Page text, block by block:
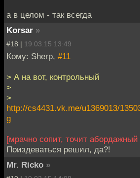
а в целом - так всегда
Korsar »
#18 | 19.03.15 13:49
Кому: Sherp, #11
> А на вот, контрольный
>
>
http://cs4431.vk.me/u1369013/
g
[мрачно сопит, точит
Поиздеваться решил, да?!
Mr. Ricko »